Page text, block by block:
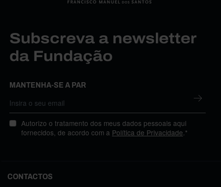
Subscreva a newsletter
da Fundação
MANTENHA-SE A PAR
Autorizo o tratamento dos meus dados pessoais aqui
fornecidos, de acordo com a Política de Privacidade.*
CONTACTOS